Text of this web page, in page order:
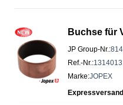
Buchse für
JP Group-Nr.:
Ref.-Nr.:
Marke:JOPEX
Expressversand